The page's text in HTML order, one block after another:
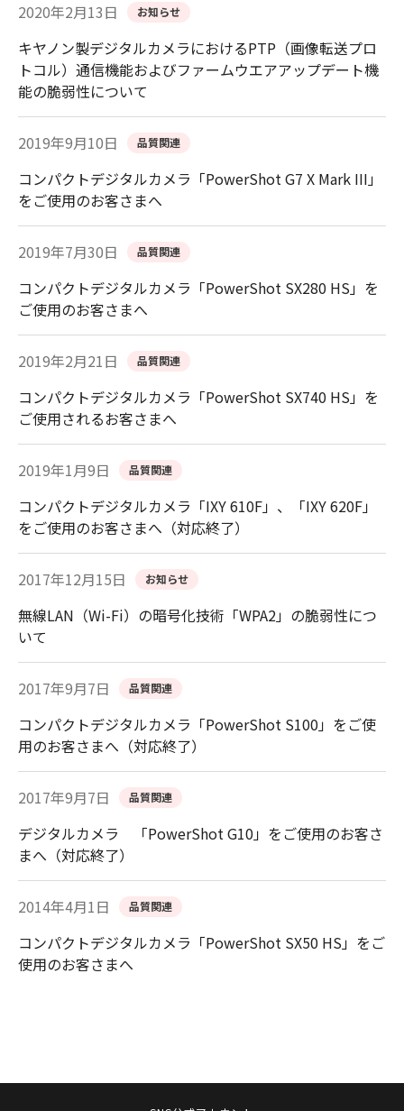
2020年2月13日 お知らせ
キヤノン製デジタルカメラにおけるPTP（画像転送プロ
トコル）通信機能およびファームウエアアップデート機
能の脆弱性について
2019年9月10日 品質関連
コンパクトデジタルカメラ「PowerShot G7 X Mark III」
をご使用のお客さまへ
2019年7月30日 品質関連
コンパクトデジタルカメラ「PowerShot SX280 HS」を
ご使用のお客さまへ
2019年2月21日 品質関連
コンパクトデジタルカメラ「PowerShot SX740 HS」を
ご使用されるお客さまへ
2019年1月9日 品質関連
コンパクトデジタルカメラ「IXY 610F」、「IXY 620F」
をご使用のお客さまへ（対応終了）
2017年12月15日 お知らせ
無線LAN（Wi-Fi）の暗号化技術「WPA2」の脆弱性につ
いて
2017年9月7日 品質関連
コンパクトデジタルカメラ「PowerShot S100」をご使
用のお客さまへ（対応終了）
2017年9月7日 品質関連
デジタルカメラ 「PowerShot G10」をご使用のお客さ
まへ（対応終了）
2014年4月1日 品質関連
コンパクトデジタルカメラ「PowerShot SX50 HS」をご
使用のお客さまへ